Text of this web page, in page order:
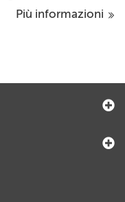
Più informazioni